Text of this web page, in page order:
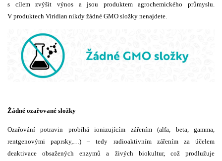
s cílem zvýšit výnos a jsou produktem agrochemického průmyslu.
V produktech Viridian nikdy žádné GMO složky nenajdete.
Žádné ozařované složky
Ozařování potravin probíhá ionizujícím zářením (alfa, beta, gamma,
rentgenovými paprsky,…) – tedy radioaktivním zářením za účelem
deaktivace obsažených enzymů a živých biokultur, což prodlužuje